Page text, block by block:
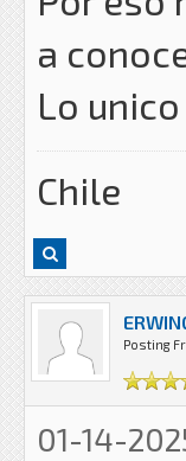
a
Lo
Chile
Posting
01-14-